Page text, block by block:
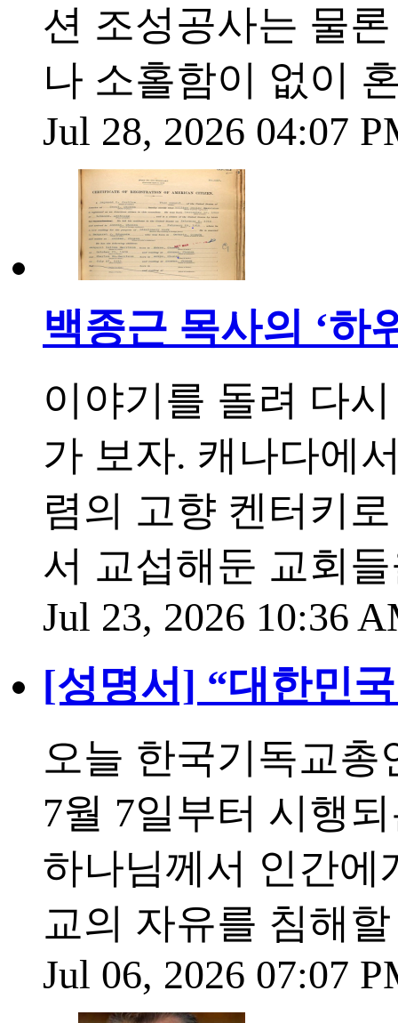
션 조성공사는 물
나 소홀함이 없이
Jul 28, 2026 04:07
백종근 목사의 ‘하
이야기를 돌려 다
가 보자. 캐나다에
렴의 고향 켄터키
서 교섭해둔 교회
Jul 23, 2026 10:36
[성명서] “대한민
오늘 한국기독교
7월 7일부터 시행
하나님께서 인간에
교의 자유를 침해
Jul 06, 2026 07:07